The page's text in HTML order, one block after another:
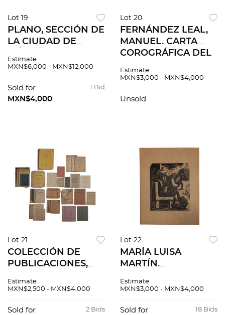
Lot 19
PLANO, SECCIÓN DE
LA CIUDAD DE
101 cm. Pequeñas
sobre lino.
Estimate
MXN$6,000 - MXN$12,000
1 Bid
Sold for
MXN$4,000
Lot 20
FERNÁNDEZ LEAL,
MANUEL. CARTA
COROGRÁFICA DEL
(SOLO PARTE SUR).
ERHARD FRES, 1899.
Estimate
MXN$3,000 - MXN$4,000
Unsold
Lot 21
COLECCIÓN DE
PUBLICACIONES,
XIX Y PRINCIPIOS
Jurisprudencia,
Estimate
MXN$2,500 - MXN$4,000
2 Bids
Sold for
Lot 22
MARÍA LUISA
MARTÍN.
Grabado en madera,
Firmado y fechado a
Estimate
MXN$3,000 - MXN$4,000
18 Bids
Sold for